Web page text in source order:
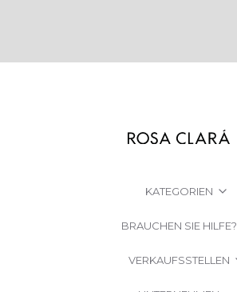
KATEGORIEN
BRAUCHEN SIE HILFE?
VERKAUFSSTELLEN